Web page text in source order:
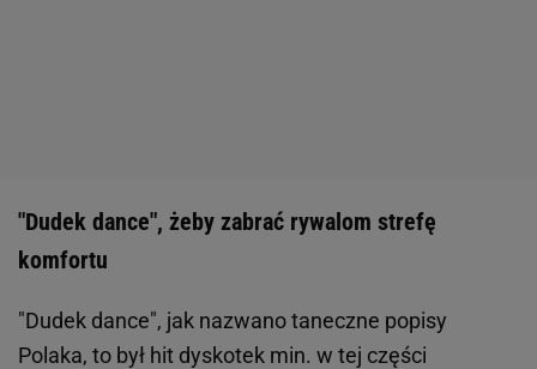
"Dudek dance", żeby zabrać rywalom strefę
komfortu
"Dudek dance", jak nazwano taneczne popisy
Polaka, to był hit dyskotek min. w tej części